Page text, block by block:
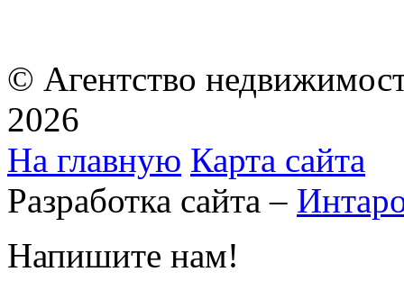
© Агентство
2026
На главную Карта сайта
Разработка сайта –
Напишите нам!